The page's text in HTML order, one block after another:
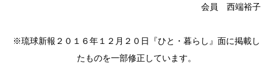
会員 西端裕子
※琉球新報２０１６年１２月２０日『ひと・暮らし』面に掲載し
たものを一部修正しています。